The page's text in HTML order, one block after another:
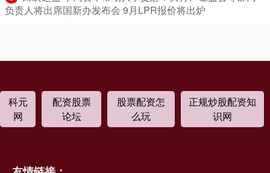
负责人将出席国新办发布会 9月LPR报价将出炉
科元
网
配资股票
论坛
股票配资怎
么玩
正规炒股配资知
识网